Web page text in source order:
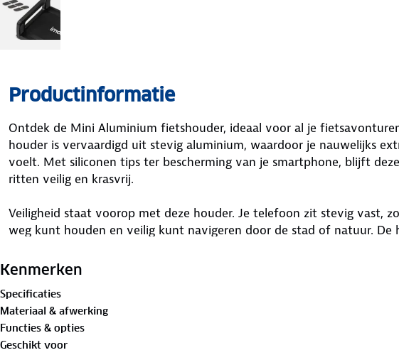
Productinformatie
Ontdek de Mini Aluminium fietshouder, ideaal voor al je
houder is vervaardigd uit stevig aluminium, waardoor je nauwelijks
voelt. Met siliconen tips ter bescherming van je smartphone, blijft
ritten veilig en krasvrij.
Veiligheid staat voorop met deze houder. Je telefoon zit stevig vast,
weg kunt houden en veilig kunt navigeren door de stad of natuur. De
Eenvoudige installatie met de meegeleverde HEX-sleutel en je kunt
Een extra voordeel is de mogelijkheid om je telefoon onderweg op te
bereikbaar bent. Let op, een lader is niet inbegrepen.
Kenmerken
Specificaties
Materiaal & afwerking
Functies & opties
Geschikt voor